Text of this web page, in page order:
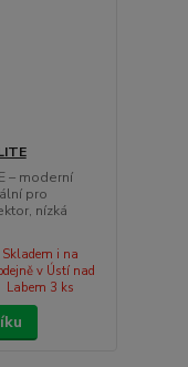
– moderní
pro
nízká
Skladem i na
v Ústí nad
Labem 3 ks